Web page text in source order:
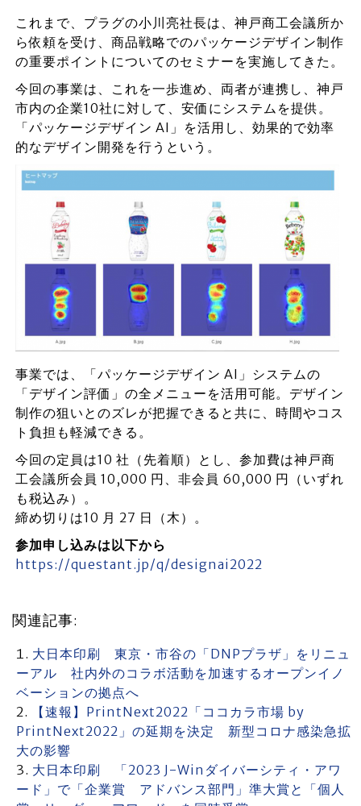
これまで、プラグの小川亮社長は、神戸商工会議所か
ら依頼を受け、商品戦略でのパッケージデザイン制作
の重要ポイントについてのセミナーを実施してきた。
今回の事業は、これを一歩進め、両者が連携し、神戸
市内の企業10社に対して、安価にシステムを提供。
「パッケージデザイン AI」を活用し、効果的で効率
的なデザイン開発を行うという。
事業では、「パッケージデザイン AI」システムの
「デザイン評価」の全メニューを活用可能。デザイン
制作の狙いとのズレが把握できると共に、時間やコス
ト負担も軽減できる。
今回の定員は10 社（先着順）とし、参加費は神戸商
工会議所会員 10,000 円、非会員 60,000 円（いずれ
も税込み）。
締め切りは10 月 27 日（木）。
参加申し込みは以下から
https://questant.jp/q/designai2022
関連記事:
大日本印刷 東京・市谷の「DNPプラザ」をリニュ
ーアル 社内外のコラボ活動を加速するオープンイノ
ベーションの拠点へ
【速報】PrintNext2022「ココカラ市場 by
PrintNext2022」の延期を決定 新型コロナ感染急拡
大の影響
大日本印刷 「2023 J-Winダイバーシティ・アワ
ード」で「企業賞 アドバンス部門」準大賞と「個人